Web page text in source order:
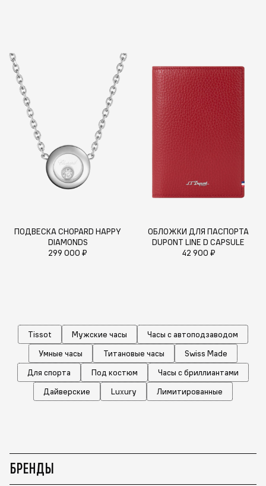
ПОДВЕСКА CHOPARD HAPPY
DIAMONDS
299 000 ₽
ОБЛОЖКИ ДЛЯ ПАСПОРТА
DUPONT LINE D CAPSULE
42 900 ₽
Tissot Мужские часы
Часы с автоподзаводом
Умные часы
Титановые часы
Swiss Made
Для спорта
Под костюм
Часы с бриллиантами
Дайверские
Luxury Лимитированные
БРЕНДЫ